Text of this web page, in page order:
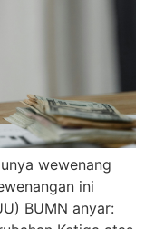
wewenang
ini
BUMN anyar: